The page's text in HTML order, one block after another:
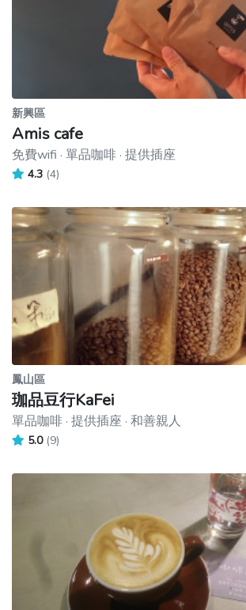
新興區
Amis cafe
免費wifi · 單品咖啡 · 提供插座
4.3 (4)
鳳山區
珈品豆行KaFei
單品咖啡 · 提供插座 · 和善親人
5.0 (9)